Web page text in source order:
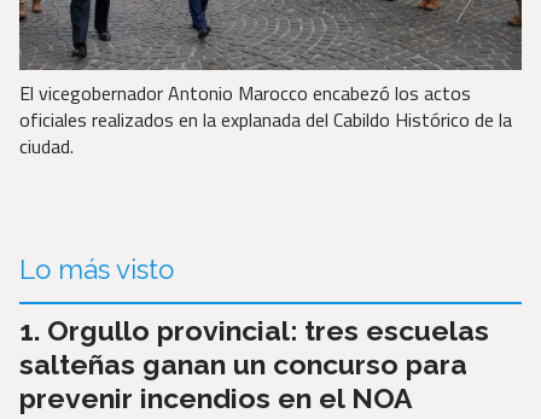
El vicegobernador Antonio Marocco encabezó los actos
oficiales realizados en la explanada del Cabildo Histórico de la
ciudad.
Lo más visto
Orgullo provincial: tres escuelas
salteñas ganan un concurso para
prevenir incendios en el NOA